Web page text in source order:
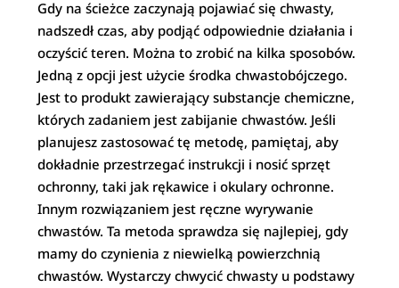
Gdy na ścieżce zaczynają pojawiać się chwasty,
nadszedł czas, aby podjąć odpowiednie działania i
oczyścić teren. Można to zrobić na kilka sposobów.
Jedną z opcji jest użycie środka chwastobójczego.
Jest to produkt zawierający substancje chemiczne,
których zadaniem jest zabijanie chwastów. Jeśli
planujesz zastosować tę metodę, pamiętaj, aby
dokładnie przestrzegać instrukcji i nosić sprzęt
ochronny, taki jak rękawice i okulary ochronne.
Innym rozwiązaniem jest ręczne wyrywanie
chwastów. Ta metoda sprawdza się najlepiej, gdy
mamy do czynienia z niewielką powierzchnią
chwastów. Wystarczy chwycić chwasty u podstawy